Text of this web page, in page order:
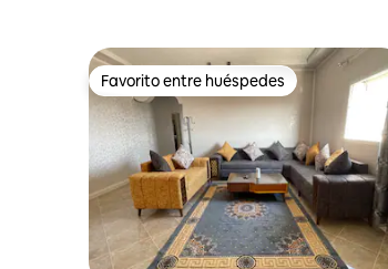
Favorito entre huéspedes
Favorito entre huéspedes